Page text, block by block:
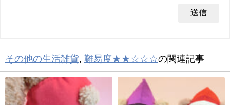
その他の生活雑貨, 難易度★★☆☆☆の関連記事